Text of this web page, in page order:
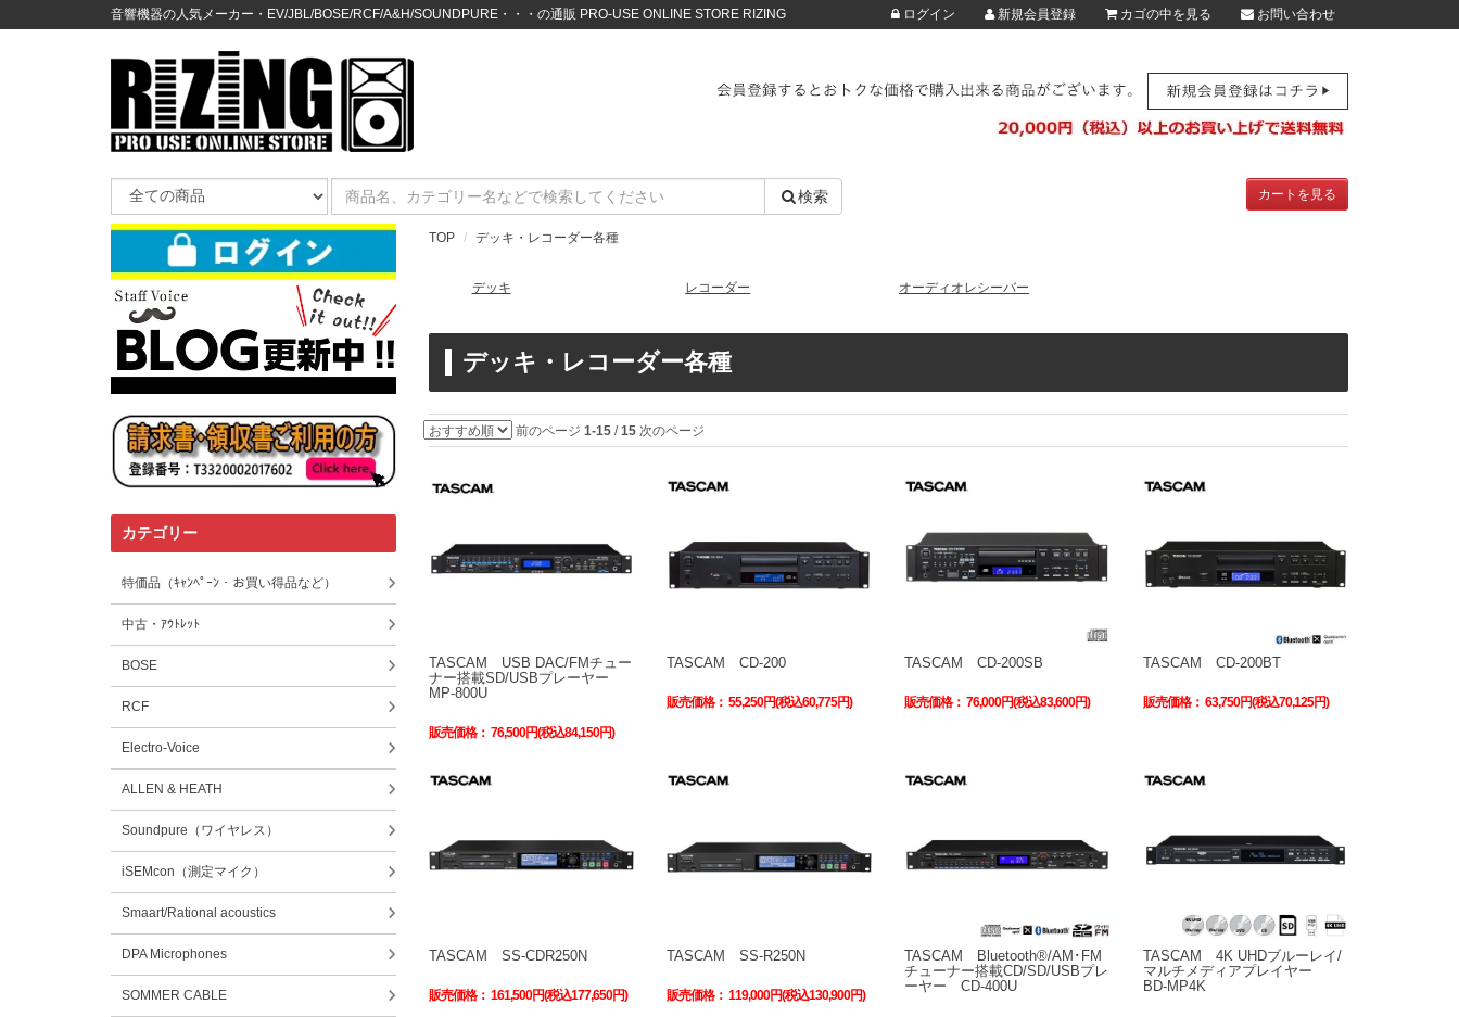
音響機器の人気メーカー・EV/JBL/BOSE/RCF/A&H/SOUNDPURE・・・の通販 PRO-USE ONLINE STORE RIZING ログイン 新規会員登録 カゴの中を見る お問い合わせ
検索 カートを見る
TOP デッキ・レコーダー各種
デッキ レコーダー オーディオレシーバー
デッキ・レコーダー各種
前のページ 1-15 /15 次のページ
TASCAM USB DAC/FMチュー
ナー搭載SD/USBプレーヤー
MP-800U
販売価格： 76,500円(税込84,150円)
TASCAM CD-200
販売価格： 55,250円(税込60,775円)
TASCAM CD-200SB
販売価格：76,000円(税込83,600円)
TASCAM CD-200BT
販売価格： 63,750円(税込70,125円)
TASCAM SS-CDR250N
販売価格： 161,500円(税込177,650円)
TASCAM SS-R250N
販売価格： 119,000円(税込130,900円)
TASCAM Bluetooth®/AM･FM
チューナー搭載CD/SD/USBプレ
ーヤー CD-400U
TASCAM 4K UHDブルーレイ/
マルチメディアプレイヤー
BD-MP4K
カテゴリー
特価品（ｷｬﾝﾍﾟｰﾝ・お買い得品など）
中古・ｱｳﾄﾚｯﾄ
BOSE
RCF
Electro-Voice
ALLEN & HEATH
Soundpure（ワイヤレス）
iSEMcon（測定マイク）
Smaart/Rational acoustics
DPA Microphones
SOMMER CABLE